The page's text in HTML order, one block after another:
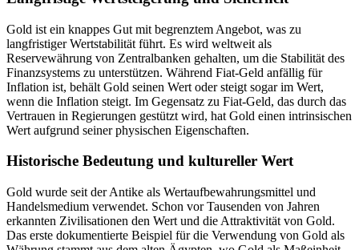
Gold ist ein knappes Gut mit begrenztem Angebot, was zu
langfristiger Wertstabilität führt. Es wird weltweit als
Reservewährung von Zentralbanken gehalten, um die Stabilität des
Finanzsystems zu unterstützen. Während Fiat-Geld anfällig für
Inflation ist, behält Gold seinen Wert oder steigt sogar im Wert,
wenn die Inflation steigt. Im Gegensatz zu Fiat-Geld, das durch das
Vertrauen in Regierungen gestützt wird, hat Gold einen intrinsischen
Wert aufgrund seiner physischen Eigenschaften.
Historische Bedeutung und kultureller Wert
Gold wurde seit der Antike als Wertaufbewahrungsmittel und
Handelsmedium verwendet. Schon vor Tausenden von Jahren
erkannten Zivilisationen den Wert und die Attraktivität von Gold.
Das erste dokumentierte Beispiel für die Verwendung von Gold als